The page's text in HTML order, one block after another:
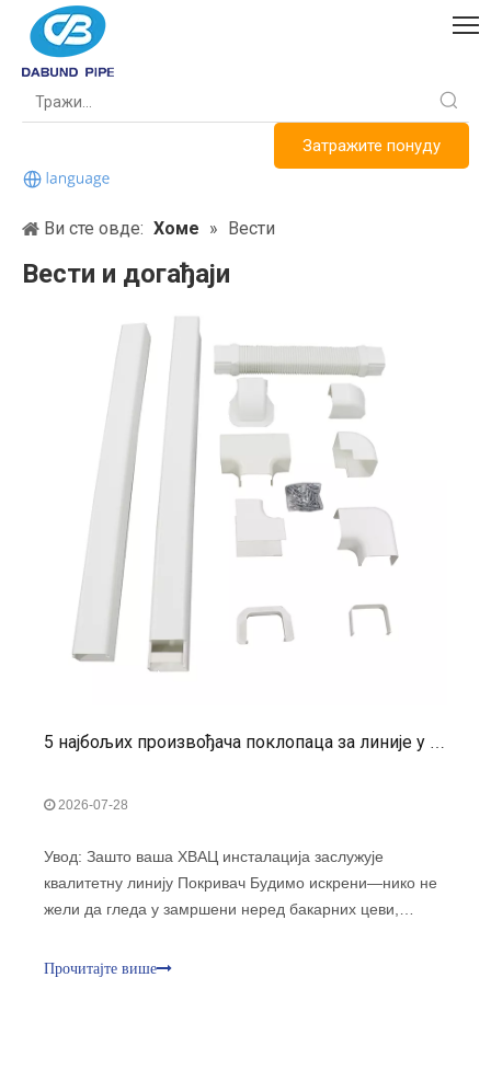
Затражите понуду
Ви сте овде: Хоме » Вести
Вести и догађаји
5 најбољих произвођача поклопаца за линије у САД: Ултимативни водич за професионалце за ХВАЦ
2026-07-28
Увод: Зашто ваша ХВАЦ инсталација заслужује
квалитетну линију Покривач Будимо искрени—нико не
жели да гледа у замршени неред бакарних цеви,
вијугају преко спољашњости њиховог дома или
Прочитајте више